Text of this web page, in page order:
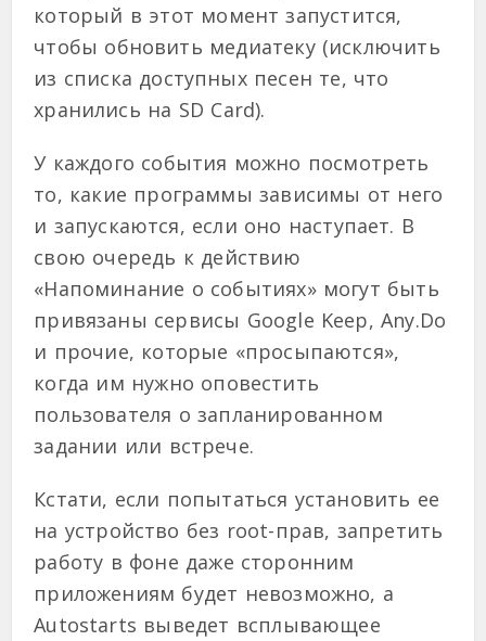
который в этот момент запустится,
чтобы обновить медиатеку (исключить
из списка доступных песен те, что
хранились на SD Card).
У каждого события можно посмотреть
то, какие программы зависимы от него
и запускаются, если оно наступает. В
свою очередь к действию
«Напоминание о событиях» могут быть
привязаны сервисы Google Keep, Any.Do
и прочие, которые «просыпаются»,
когда им нужно оповестить
пользователя о запланированном
задании или встрече.
Кстати, если попытаться установить ее
на устройство без root-прав, запретить
работу в фоне даже сторонним
приложениям будет невозможно, а
Autostarts выведет всплывающее